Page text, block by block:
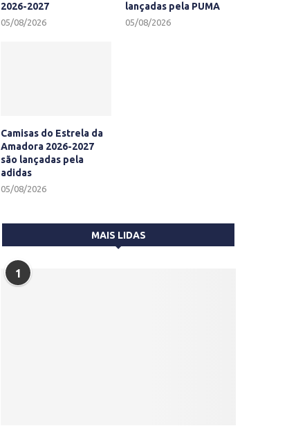
2026-2027
05/08/2026
lançadas pela PUMA
05/08/2026
Camisas do Estrela da
Amadora 2026-2027
são lançadas pela
adidas
05/08/2026
MAIS LIDAS
1